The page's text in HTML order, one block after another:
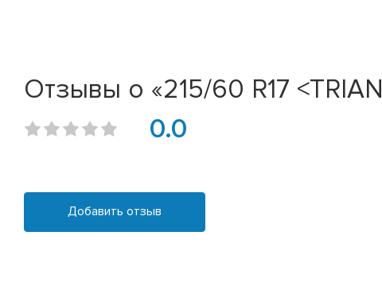
Отзывы о «215/60 R17
0.0
Добавить отзыв